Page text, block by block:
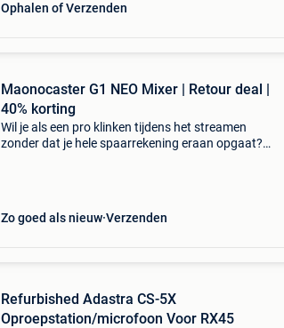
Ophalen of Verzenden
Maonocaster G1 NEO Mixer | Retour deal |
40% korting
Wil je als een pro klinken tijdens het streamen
zonder dat je hele spaarrekening eraan opgaat?
Zo goed als nieuw Verzenden
Refurbished Adastra CS-5X
Oproepstation/microfoon Voor RX45